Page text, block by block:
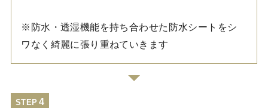
※防水・透湿機能を持ち合わせた防水シートをシ
ワなく綺麗に張り重ねていきます
STEP